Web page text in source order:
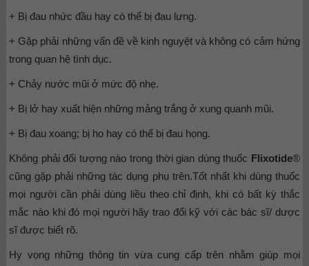
+ Bị đau nhức đầu hay có thể bị đau lưng.
+ Gặp phải những vấn đề về kinh nguyệt và không có cảm hứng
trong quan hệ tình dục.
+ Chảy nước mũi ở mức độ nhẹ.
+ Bị lở hay xuất hiện những mảng trắng ở xung quanh mũi.
+ Bị đau xoang; bị ho hay có thể bị đau họng.
Không phải đối tượng nào trong thời gian dùng thuốc Flixotide®
cũng gặp phải những tác dụng phụ trên.Tốt nhất khi dùng thuốc
mọi người cần phải dùng liều theo chỉ định, khi có bất kỳ thắc
mắc nào khi đó mọi người hãy trao đổi kỹ với các bác sĩ/ dược
sĩ được biết rõ.
Hy vọng những thông tin vừa cung cấp trên nhằm giúp mọi